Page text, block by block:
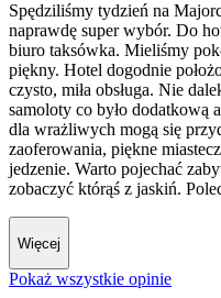
Spędziliśmy tydzień na
naprawdę super wybór. Do
biuro taksówka. Mieliśmy
piękny. Hotel dogodnie
czysto, miła obsługa. Nie
samoloty co było dodatkową
dla wrażliwych mogą się
zaoferowania, piękne
jedzenie. Warto pojechać
zobaczyć którąś z jaskiń.
Więcej
Pokaż wszystkie opinie